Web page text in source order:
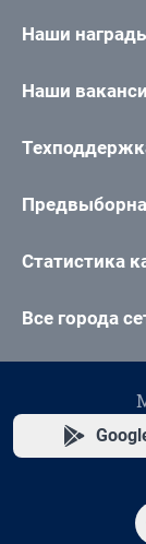
Наши
Наши
Статистика
Все города